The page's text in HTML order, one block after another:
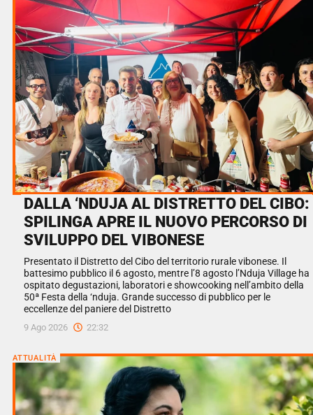
DALLA ‘NDUJA AL DISTRETTO DEL CIBO:
SPILINGA APRE IL NUOVO PERCORSO DI
SVILUPPO DEL VIBONESE
Presentato il Distretto del Cibo del territorio rurale vibonese. Il
battesimo pubblico il 6 agosto, mentre l’8 agosto l’Nduja Village ha
ospitato degustazioni, laboratori e showcooking nell’ambito della
50ª Festa della ‘nduja. Grande successo di pubblico per le
eccellenze del paniere del Distretto
9 Ago 2026 22:32
ATTUALITÀ